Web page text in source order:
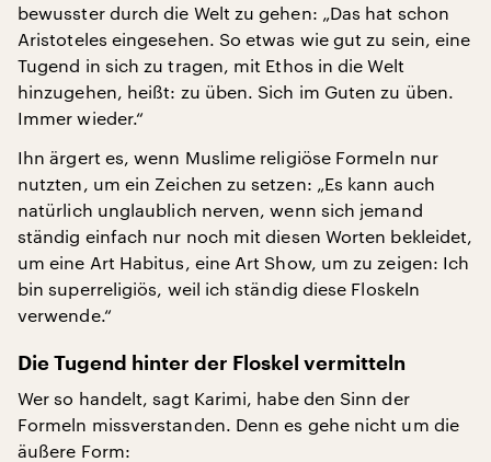
bewusster durch die Welt zu gehen: „Das hat schon
Aristoteles eingesehen. So etwas wie gut zu sein, eine
Tugend in sich zu tragen, mit Ethos in die Welt
hinzugehen, heißt: zu üben. Sich im Guten zu üben.
Immer wieder.“
Ihn ärgert es, wenn Muslime religiöse Formeln nur
nutzten, um ein Zeichen zu setzen: „Es kann auch
natürlich unglaublich nerven, wenn sich jemand
ständig einfach nur noch mit diesen Worten bekleidet,
um eine Art Habitus, eine Art Show, um zu zeigen: Ich
bin superreligiös, weil ich ständig diese Floskeln
verwende.“
Die Tugend hinter der Floskel vermitteln
Wer so handelt, sagt Karimi, habe den Sinn der
Formeln missverstanden. Denn es gehe nicht um die
äußere Form: